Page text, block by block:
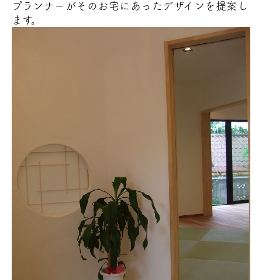
プランナーがそのお宅にあったデザインを提案し
ます。